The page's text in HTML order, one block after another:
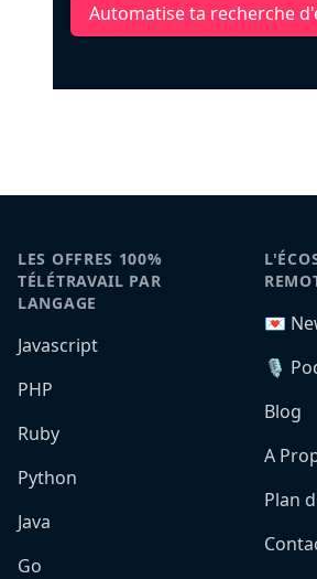
Automatise ta recherche
LES OFFRES 100%
TÉLÉTRAVAIL PAR
LANGAGE
Javascript
PHP
Ruby
Python
Java
Go
💌
🎙️
Blog
A
Plan